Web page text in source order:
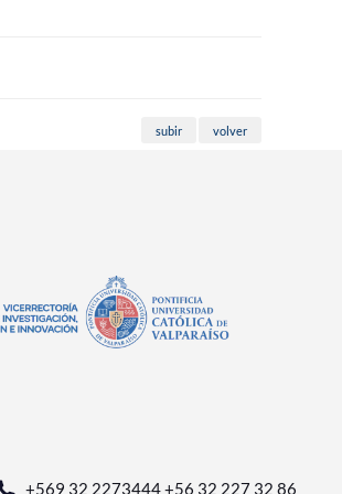
subir volver
+569 32 2273444 +56 32 227 32 86